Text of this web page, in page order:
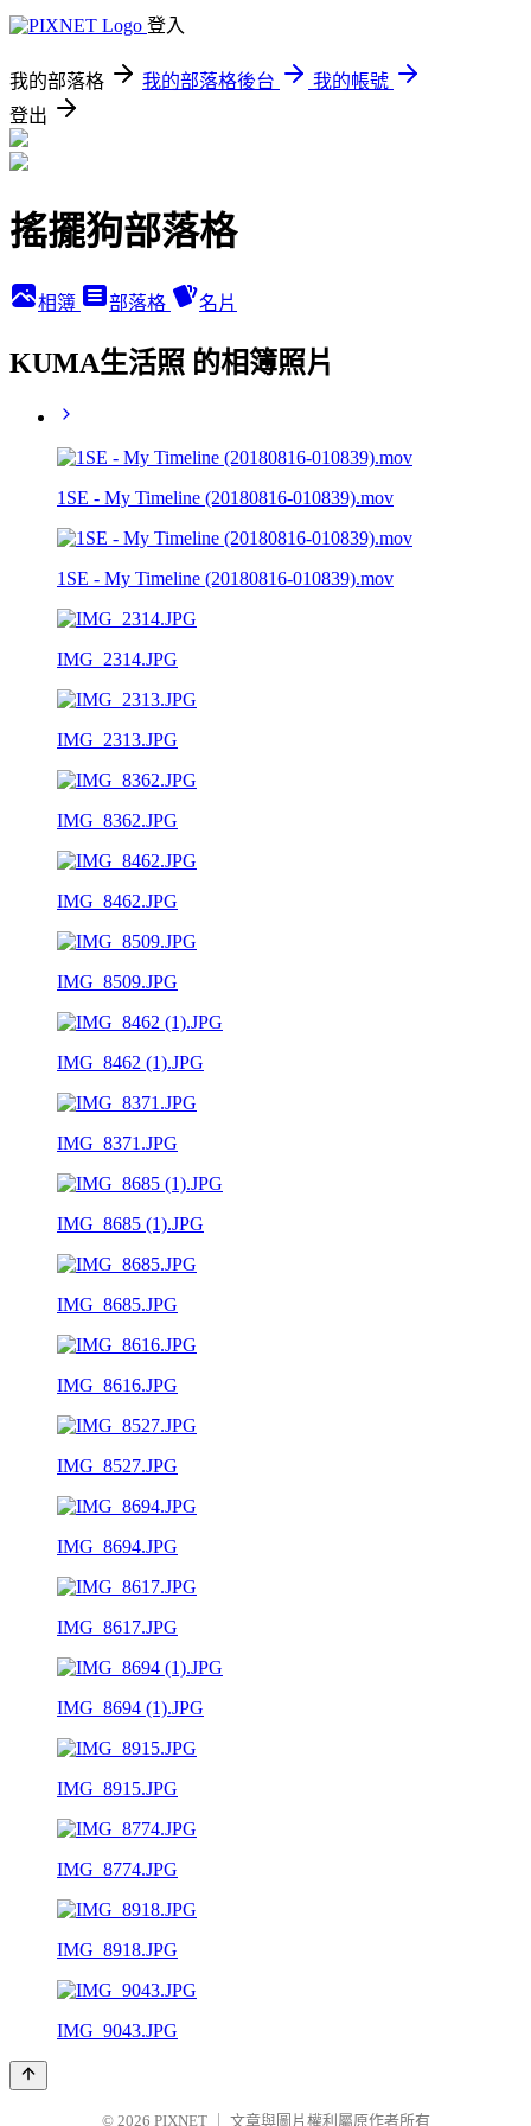
登入
我的部落格 我的部落格後台
我的帳號
登出
搖擺狗部落格
相簿 部落格 名片
KUMA生活照 的相簿照片
1SE - My Timeline (20180816-010839).mov
1SE - My Timeline (20180816-010839).mov
IMG_2314.JPG
IMG_2313.JPG
IMG_8362.JPG
IMG_8462.JPG
IMG_8509.JPG
IMG_8462 (1).JPG
IMG_8371.JPG
IMG_8685 (1).JPG
IMG_8685.JPG
IMG_8616.JPG
IMG_8527.JPG
IMG_8694.JPG
IMG_8617.JPG
IMG_8694 (1).JPG
IMG_8915.JPG
IMG_8774.JPG
IMG_8918.JPG
IMG_9043.JPG
© 2026 PIXNET 文章與圖片權利屬原作者所有